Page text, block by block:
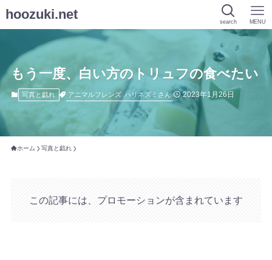
hoozuki.net search MENU
もう一度、白い方のトリュフの食べたい
写真と戯れ アニマルフレンズ ハリネズミさん 2023年1月26日
ホーム 写真と戯れ
この記事には、プロモーションが含まれています